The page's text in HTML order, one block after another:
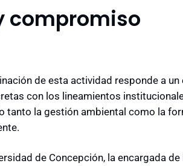
compromiso
de esta actividad responde a un
con los lineamientos
tanto la gestión ambiental como la
de Concepción, la encargada de